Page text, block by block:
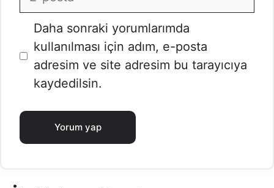
posta
İnternet
sitesi
Daha sonraki yorumlarımda
kullanılması için adım, e-posta
adresim ve site adresim bu tarayıcıya
kaydedilsin.